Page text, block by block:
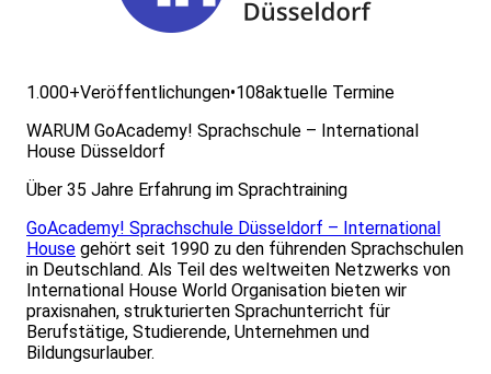
1.000+Veröffentlichungen•108aktuelle Termine
WARUM GoAcademy! Sprachschule – International
House Düsseldorf
Über 35 Jahre Erfahrung im Sprachtraining
GoAcademy! Sprachschule Düsseldorf – International
House gehört seit 1990 zu den führenden Sprachschulen
in Deutschland. Als Teil des weltweiten Netzwerks von
International House World Organisation bieten wir
praxisnahen, strukturierten Sprachunterricht für
Berufstätige, Studierende, Unternehmen und
Bildungsurlauber.